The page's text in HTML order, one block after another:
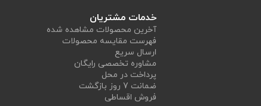
خدمات مشتریان
آخرین محصولات مشاهده شده
فهرست مقایسه محصولات
ارسال سریع
مشاوره تخصصی رایگان
پرداخت در محل
ضمانت 7 روز بازگشت
فروش اقساطی